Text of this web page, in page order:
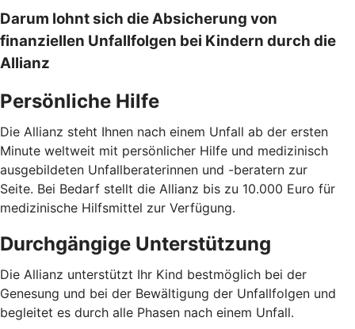
Darum lohnt sich die Absicherung von
finanziellen Unfallfolgen bei Kindern durch die
Allianz
Persönliche Hilfe
Die Allianz steht Ihnen nach einem Unfall ab der ersten
Minute weltweit mit persönlicher Hilfe und medizinisch
ausgebildeten Unfallberaterinnen und -beratern zur
Seite. Bei Bedarf stellt die Allianz bis zu 10.000 Euro für
medizinische Hilfsmittel zur Verfügung.
Durchgängige Unterstützung
Die Allianz unterstützt Ihr Kind bestmöglich bei der
Genesung und bei der Bewältigung der Unfallfolgen und
begleitet es durch alle Phasen nach einem Unfall.